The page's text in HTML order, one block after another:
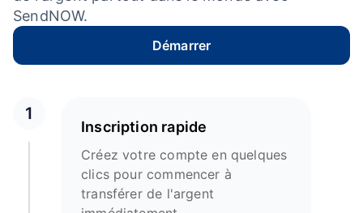
SendNOW.
Démarrer
1
Inscription rapide
Créez votre compte en quelques
clics pour commencer à
transférer de l'argent